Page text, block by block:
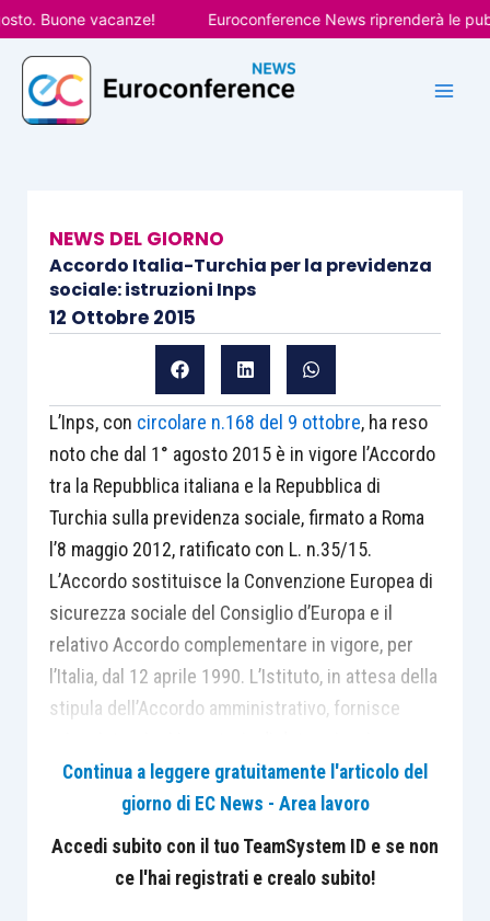
Vai
al
contenuto
Buone vacanze! Euroconference News riprenderà le
NEWS DEL GIORNO
Accordo Italia-Turchia per la previdenza
sociale: istruzioni Inps
12 Ottobre 2015
L’Inps, con circolare n.168 del 9 ottobre, ha reso
noto che dal 1° agosto 2015 è in vigore l’Accordo
tra la Repubblica italiana e la Repubblica di
Turchia sulla previdenza sociale, firmato a Roma
l’8 maggio 2012, ratificato con L. n.35/15.
L’Accordo sostituisce la Convenzione Europea di
sicurezza sociale del Consiglio d’Europa e il
relativo Accordo complementare in vigore, per
l’Italia, dal 12 aprile 1990. L’Istituto, in attesa della
stipula dell’Accordo amministrativo, fornisce
della legislazione applicabile/distacchi, di
prestazioni pensionistiche, di disoccupazione,
malattia e maternità.
Continua a leggere gratuitamente l'articolo del
giorno di EC News - Area lavoro
Accedi subito con il tuo TeamSystem ID e se non
ce l'hai registrati e crealo subito!